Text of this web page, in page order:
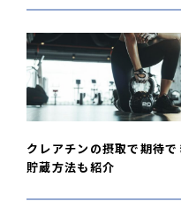
クレアチンの摂取で期待
貯蔵方法も紹介